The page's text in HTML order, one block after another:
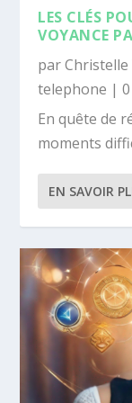
LES CLÉS
VOYANCE
parChristelle
telephone |
En quête de
moments
EN SAVOIR